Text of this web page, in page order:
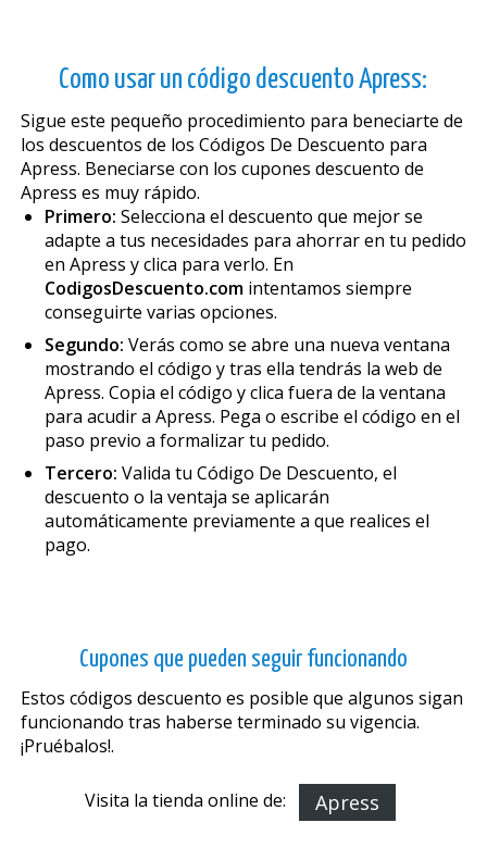
Como usar un código descuento Apress:
Sigue este pequeño procedimiento para beneficiarte de
los descuentos de los Códigos De Descuento para
Apress. Beneficiarse con los cupones descuento de
Apress es muy rápido.
Primero: Selecciona el descuento que mejor se
adapte a tus necesidades para ahorrar en tu pedido
en Apress y clica para verlo. En
CodigosDescuento.comintentamos siempre
conseguirte varias opciones.
Segundo: Verás como se abre una nueva ventana
mostrando el código y tras ella tendrás la web de
Apress. Copia el código y clica fuera de la ventana
para acudir a Apress. Pega o escribe el código en el
paso previo a formalizar tu pedido.
Tercero: Valida tu Código De Descuento, el
descuento o la ventaja se aplicarán
automáticamente previamente a que realices el
pago.
Cupones que pueden seguir funcionando
Estos códigos descuento es posible que algunos sigan
funcionando tras haberse terminado su vigencia.
¡Pruébalos!.
Visita la tienda online de: Apress